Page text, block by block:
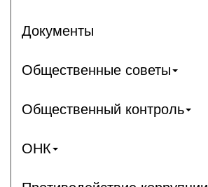
Документы
Общественные советы
Общественный контроль
ОНК